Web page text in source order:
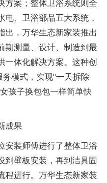
方案；整体卫浴系统则全
、卫浴部品五大系统，
出，万华生态新家装推出
期测量、设计、制造到最
一体化解决方案。这种创
模式，实现"一天拆除
孩子换包包一样简单快
成果
安装师傅进行了整体卫浴
到壁板安装，再到洁具固
程进行。万华生态新家装